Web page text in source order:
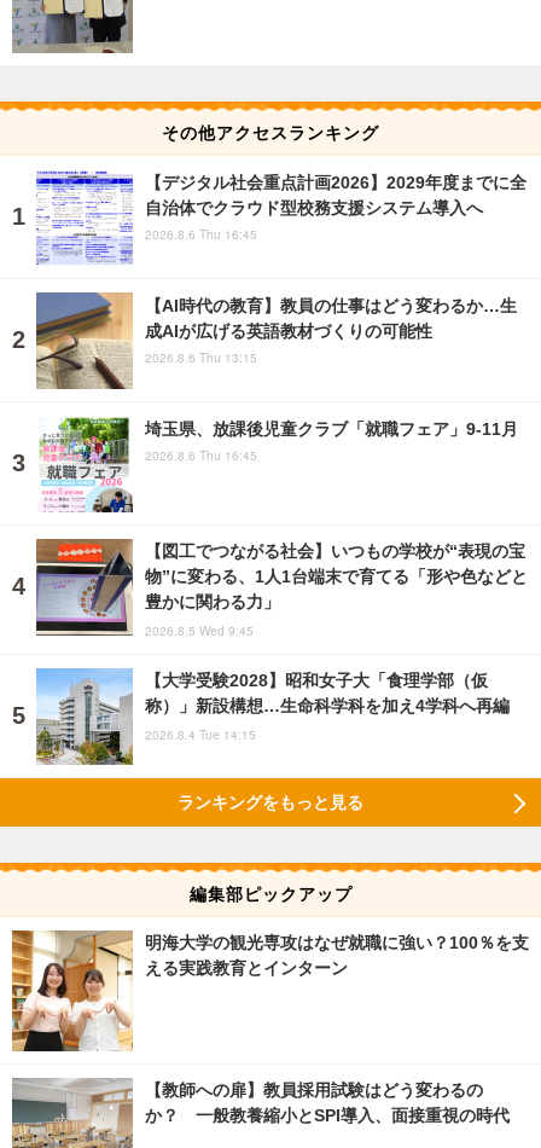
その他アクセスランキング
【デジタル社会重点計画2026】2029年度までに全
自治体でクラウド型校務支援システム導入へ
2026.8.6 Thu 16:45
【AI時代の教育】教員の仕事はどう変わるか…生
成AIが広げる英語教材づくりの可能性
2026.8.6 Thu 13:15
埼玉県、放課後児童クラブ「就職フェア」9-11月
2026.8.6 Thu 16:45
【図工でつながる社会】いつもの学校が“表現の宝
物”に変わる、1人1台端末で育てる「形や色などと
豊かに関わる力」
2026.8.5 Wed 9:45
【大学受験2028】昭和女子大「食理学部（仮
称）」新設構想…生命科学科を加え4学科へ再編
2026.8.4 Tue 14:15
ランキングをもっと見る
編集部ピックアップ
明海大学の観光専攻はなぜ就職に強い？100％を支
える実践教育とインターン
【教師への扉】教員採用試験はどう変わるの
か？ 一般教養縮小とSPI導入、面接重視の時代